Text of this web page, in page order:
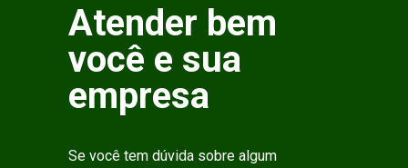
Atender bem
você e sua
empresa
Se você tem dúvida sobre algum